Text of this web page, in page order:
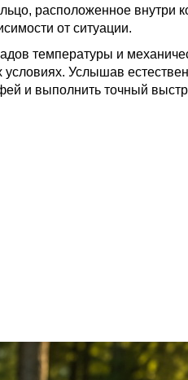
расположенное внутри
от ситуации.
температуры и
Услышав
и выполнить точный